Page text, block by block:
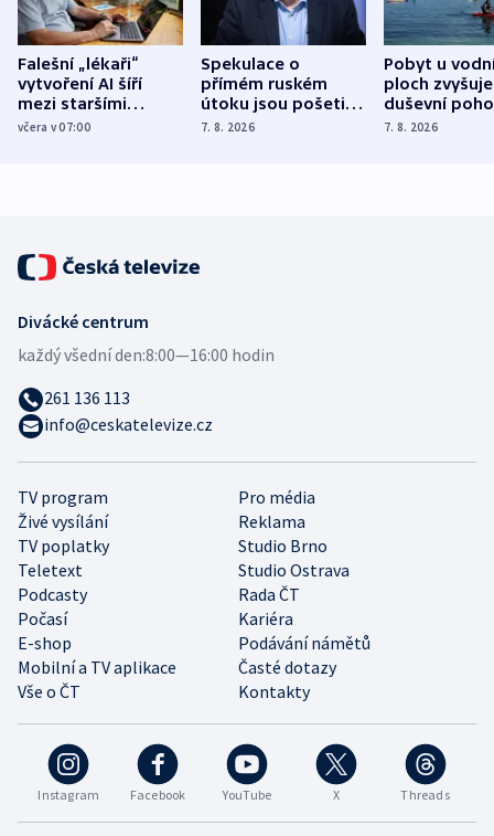
Falešní „lékaři“
vytvoření AI šíří
mezi staršími
Poláky nebezpečné
včera v 07:00
Spekulace o
přímém ruském
útoku jsou pošetilé,
míní estonský
7. 8. 2026
Pobyt u
ploch zvyšuje
duševní
ukázala
7. 8. 2026
Instagram Facebook YouTube X Threads
TV program
Pro média
Živé vysílání
Reklama
TV poplatky
Studio Brno
Teletext
Studio Ostrava
Podcasty
Rada ČT
Počasí
Kariéra
E-shop
Podávání námětů
Mobilní a TV aplikace
Časté dotazy
Vše o ČT
Kontakty
Divácké centrum
každý všední den:8:00—16:00 hodin
261 136 113
info@ceskatelevize.cz